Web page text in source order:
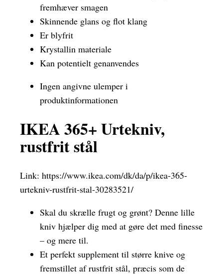
fremhæver smagen
Skinnende glans og flot klang
Er blyfrit
Krystallin materiale
Kan potentielt genanvendes
Ingen angivne ulemper i
produktinformationen
IKEA 365+ Urtekniv,
rustfrit stål
Link: https://www.ikea.com/dk/da/p/ikea-365-
urtekniv-rustfrit-stal-30283521/
Skal du skrælle frugt og grønt? Denne lille
kniv hjælper dig med at gøre det med finesse
– og mere til.
Et perfekt supplement til større knive og
fremstillet af rustfrit stål, præcis som de